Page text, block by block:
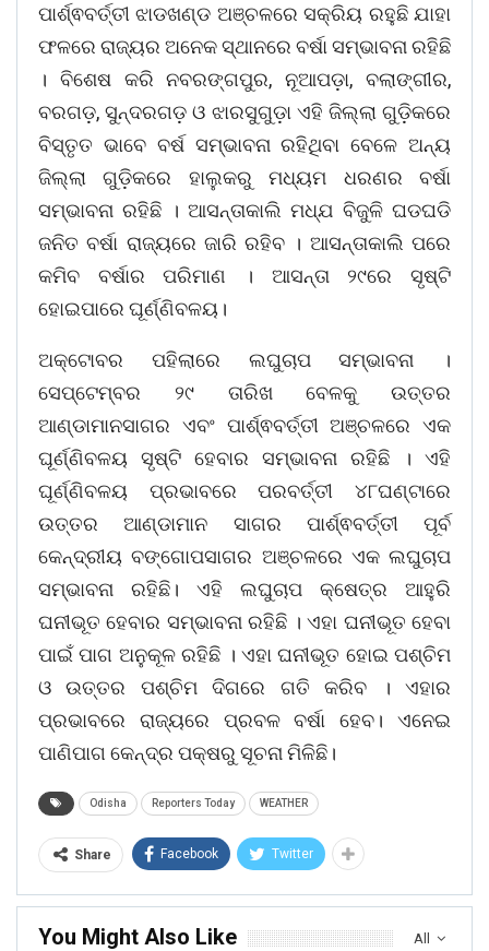
ପାର୍ଶ୍ଵବର୍ତ୍ତୀ ଝାଡଖଣ୍ଡ ଅଞ୍ଚଳରେ ସକ୍ରିୟ ରହୁଛି ଯାହା
ଫଳରେ ରାଜ୍ୟର ଅନେକ ସ୍ଥାନରେ ବର୍ଷା ସମ୍ଭାବନା ରହିଛି
। ବିଶେଷ କରି ନବରଙ୍ଗପୁର, ନୂଆପଡ଼ା, ବଲାଙ୍ଗୀର,
ବରଗଡ଼, ସୁନ୍ଦରଗଡ଼ ଓ ଝାରସୁଗୁଡ଼ା ଏହି ଜିଲ୍ଲା ଗୁଡ଼ିକରେ
ବିସ୍ତୃତ ଭାବେ ବର୍ଷ ସମ୍ଭାବନା ରହିଥିବା ବେଳେ ଅନ୍ୟ
ଜିଲ୍ଲା ଗୁଡ଼ିକରେ ହାଲୁକରୁ ମଧ୍ୟମ ଧରଣର ବର୍ଷା
ସମ୍ଭାବନା ରହିଛି । ଆସନ୍ତାକାଲି ମଧ୍ଯ ବିଜୁଳି ଘଡଘଡି
ଜନିତ ବର୍ଷା ରାଜ୍ୟରେ ଜାରି ରହିବ । ଆସନ୍ତାକାଲି ପରେ
କମିବ ବର୍ଷାର ପରିମାଣ । ଆସନ୍ତା ୨୯ରେ ସୃଷ୍ଟି
ହୋଇପାରେ ଘୂର୍ଣ୍ଣିବଳୟ।
ଅକ୍ଟୋବର ପହିଲାରେ ଲଘୁଚାପ ସମ୍ଭାବନା ।
ସେପ୍ଟେମ୍ବର ୨୯ ତାରିଖ ବେଳକୁ ଉତ୍ତର
ଆଣ୍ଡାମାନସାଗର ଏବଂ ପାର୍ଶ୍ଵବର୍ତ୍ତୀ ଅଞ୍ଚଳରେ ଏକ
ଘୂର୍ଣ୍ଣିବଳୟ ସୃଷ୍ଟି ହେବାର ସମ୍ଭାବନା ରହିଛି । ଏହି
ଘୂର୍ଣ୍ଣିବଳୟ ପ୍ରଭାବରେ ପରବର୍ତ୍ତୀ ୪୮ଘଣ୍ଟାରେ
ଉତ୍ତର ଆଣ୍ଡାମାନ ସାଗର ପାର୍ଶ୍ଵବର୍ତ୍ତୀ ପୂର୍ବ
କେନ୍ଦ୍ରୀୟ ବଙ୍ଗୋପସାଗର ଅଞ୍ଚଳରେ ଏକ ଲଘୁଚାପ
ସମ୍ଭାବନା ରହିଛି। ଏହି ଲଘୁଚାପ କ୍ଷେତ୍ର ଆହୁରି
ଘନୀଭୂତ ହେବାର ସମ୍ଭାବନା ରହିଛି । ଏହା ଘନୀଭୂତ ହେବା
ପାଇଁ ପାଗ ଅନୁକୂଳ ରହିଛି । ଏହା ଘନୀଭୂତ ହୋଇ ପଶ୍ଚିମ
ଓ ଉତ୍ତର ପଶ୍ଚିମ ଦିଗରେ ଗତି କରିବ । ଏହାର
ପ୍ରଭାବରେ ରାଜ୍ୟରେ ପ୍ରବଳ ବର୍ଷା ହେବ। ଏନେଇ
ପାଣିପାଗ କେନ୍ଦ୍ର ପକ୍ଷରୁ ସୂଚନା ମିଳିଛି।
Odisha Reporters Today WEATHER
Share Facebook Twitter
All
You Might Also Like